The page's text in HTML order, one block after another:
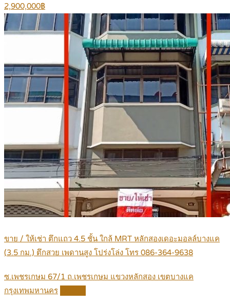
2,900,000฿
ขาย / ให้เช่า ตึกแถว 4.5 ชั้น ใกล้ MRT หลักสองเดอะมอลล์บางแค
(3.5 กม.) ตึกสวย เพดานสูง โปร่งโล่ง โทร 086-364-9638
ซ.เพชรเกษม 67/1 ถ.เพชรเกษม แขวงหลักสอง เขตบางแค
กรุงเทพมหานคร